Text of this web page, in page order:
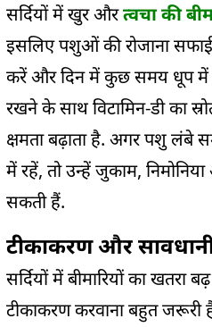
सर्दियों में खुर औरत्वचा की
इसलिए पशुओं की रोजाना
करें और दिन में कुछ समय धूप में
रखने के साथ विटामिन-डी का
क्षमता बढ़ाता है. अगर पशु लंबे
में रहें, तो उन्हें जुकाम,
सकती हैं.
टीकाकरण और
सर्दियों में बीमारियों का खतरा
टीकाकरण करवाना बहुत जरूरी